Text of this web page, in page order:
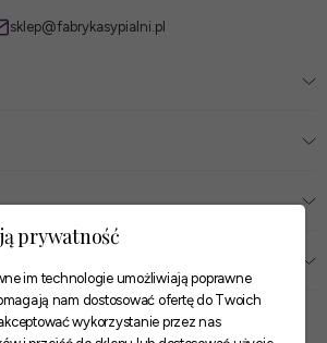
sklep@fabrykasypialni.pl
Zaufane płatności
prywatność
im technologie umożliwiają poprawne
nam dostosować ofertę do Twoich
wykorzystanie przez nas